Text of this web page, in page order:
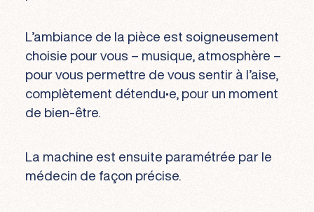
L’ambiance de la pièce est soigneusement
choisie pour vous – musique, atmosphère –
pour vous permettre de vous sentir à l’aise,
complètement détendu•e, pour un moment
de bien-être.
La machine est ensuite paramétrée par le
médecin de façon précise.